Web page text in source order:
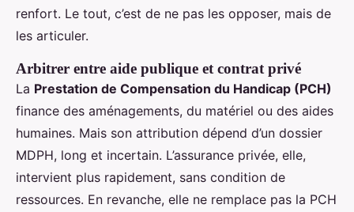
renfort. Le tout, c’est de ne pas les opposer, mais de
les articuler.
Arbitrer entre aide publique et contrat privé
La Prestation de Compensation du Handicap (PCH)
finance des aménagements, du matériel ou des aides
humaines. Mais son attribution dépend d’un dossier
MDPH, long et incertain. L’assurance privée, elle,
intervient plus rapidement, sans condition de
ressources. En revanche, elle ne remplace pas la PCH